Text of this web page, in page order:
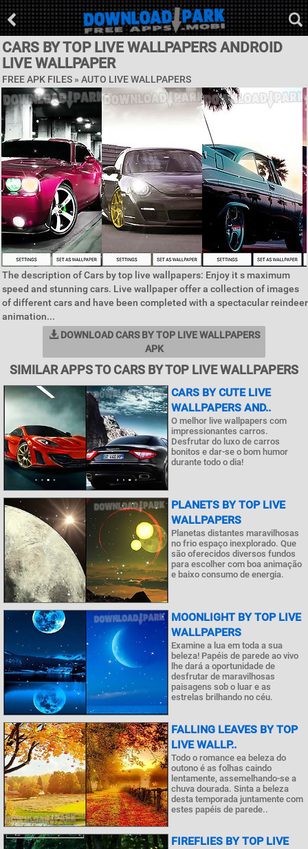
CARS BY TOP LIVE WALLPAPERS ANDROID
LIVE WALLPAPER
FREE APK FILES » AUTO LIVE WALLPAPERS
The description of Cars by top live wallpapers: Enjoy it s maximum
speed and stunning cars. Live wallpaper offer a collection of images
of different cars and have been completed with a spectacular reindeer
animation...
DOWNLOAD CARS BY TOP LIVE WALLPAPERS
APK
SIMILAR APPS TO CARS BY TOP LIVE WALLPAPERS
CARS BY CUTE LIVE
WALLPAPERS AND..
O melhor live wallpapers com
impressionantes carros.
Desfrutar do luxo de carros
bonitos e dar-se o bom humor
durante todo o dia!
PLANETS BY TOP LIVE
WALLPAPERS
Planetas distantes maravilhosas
no frio espaço inexplorado. Que
são oferecidos diversos fundos
para escolher com boa animação
e baixo consumo de energia.
MOONLIGHT BY TOP LIVE
WALLPAPERS
Examine a lua em toda a sua
beleza! Papéis de parede ao vivo
lhe dará a oportunidade de
desfrutar de maravilhosas
paisagens sob o luar e as
estrelas brilhando no céu.
FALLING LEAVES BY TOP
LIVE WALLP..
Todo o romance ea beleza do
outono é as folhas caindo
lentamente, assemelhando-se a
chuva dourada. Sinta a beleza
desta temporada juntamente com
estes papéis de parede..
FIREFLIES BY TOP LIVE